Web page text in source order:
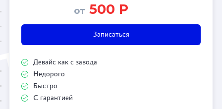
от 500 Р
Записаться
Девайс как с завода
Недорого
Быстро
С гарантией